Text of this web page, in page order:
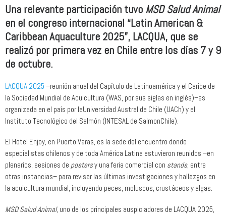
Una relevante participación tuvo MSD Salud Animal
en el congreso internacional “Latin American &
Caribbean Aquaculture 2025”, LACQUA, que se
realizó por primera vez en Chile entre los días 7 y 9
de octubre.
LACQUA 2025 –reunión anual del Capítulo de Latinoamérica y el Caribe de
la Sociedad Mundial de Acuicultura (WAS, por sus siglas en inglés)–es
organizada en el país por laUniversidad Austral de Chile (UACh) y el
Instituto Tecnológico del Salmón (INTESAL de SalmonChile).
El Hotel Enjoy, en Puerto Varas, es la sede del encuentro donde
especialistas chilenos y de toda América Latina estuvieron reunidos –en
plenarios, sesiones de postersy una feria comercial con stands, entre
otras instancias– para revisar las últimas investigaciones y hallazgos en
la acuicultura mundial, incluyendo peces, moluscos, crustáceos y algas.
MSD Salud Animal, uno de los principales auspiciadores de LACQUA 2025,